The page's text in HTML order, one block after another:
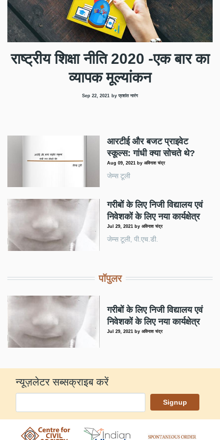
राष्ट्रीय शिक्षा नीति 2020 -एक बार का
व्यापक मूल्यांकन
Sep 22, 2021 by प्रशांत नारंग
आरटीई और बजट प्राइवेट
स्कूल्स: गांधी क्या सोचते थे?
Aug 09, 2021 byअविनाश चंद्र
जेम्स टूली
गरीबों के लिए निजी विद्यालय एवं
निवेशकों के लिए नया कार्यक्षेत्र
Jul 29, 2021 byअविनाश चंद्र
जेम्स टूली, पी.एच.डी.
पॉपुलर
गरीबों के लिए निजी विद्यालय एवं
निवेशकों के लिए नया कार्यक्षेत्र
Jul 29, 2021 byअविनाश चंद्र
न्यूज़लेटर सब्सक्राइब करें